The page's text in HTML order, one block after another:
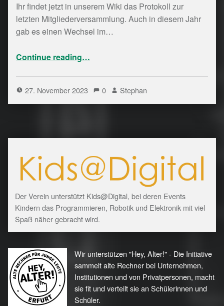
Ihr findet jetzt in unserem Wiki das Protokoll zur
letzten Mitgliederversammlung. Auch in diesem Jahr
gab es einen Wechsel im…
Continue reading…
27. November 2023 0 Stephan
Der Verein unterstützt Kids@Digital, bei deren Events
Kindern das Programmieren, Robotik und Elektronik mit viel
Spaß näher gebracht wird.
Wir unterstützen "Hey, Alter!" - Die Initiative
sammelt alte Rechner bei Unternehmen,
Institutionen und von Privatpersonen, macht
sie fit und verteilt sie an Schülerinnen und
Schüler.